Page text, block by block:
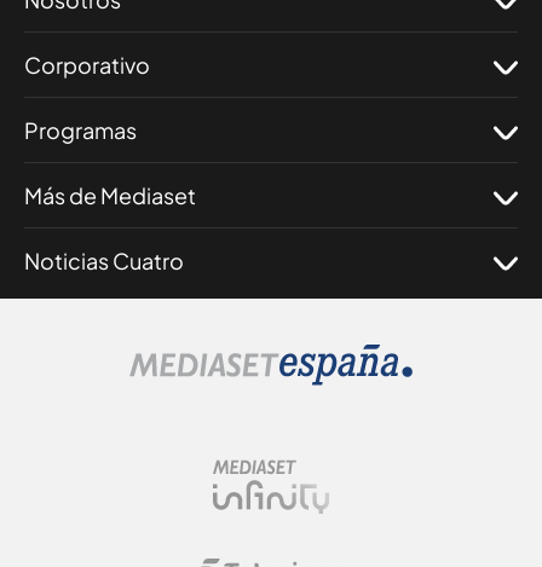
Corporativo
Programas
Más de Mediaset
Noticias Cuatro